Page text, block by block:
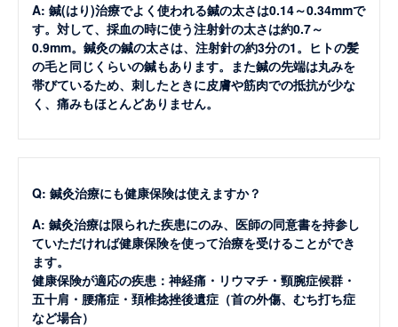
A: 鍼(はり)治療でよく使われる鍼の太さは0.14～0.34mmで
す。対して、採血の時に使う注射針の太さは約0.7～
0.9mm。鍼灸の鍼の太さは、注射針の約3分の1。ヒトの髪
の毛と同じくらいの鍼もあります。また鍼の先端は丸みを
帯びているため、刺したときに皮膚や筋肉での抵抗が少な
く、痛みもほとんどありません。
Q: 鍼灸治療にも健康保険は使えますか？
A: 鍼灸治療は限られた疾患にのみ、医師の同意書を持参し
ていただければ健康保険を使って治療を受けることができ
ます。
健康保険が適応の疾患：神経痛・リウマチ・頸腕症候群・
五十肩・腰痛症・頚椎捻挫後遺症（首の外傷、むち打ち症
など場合）